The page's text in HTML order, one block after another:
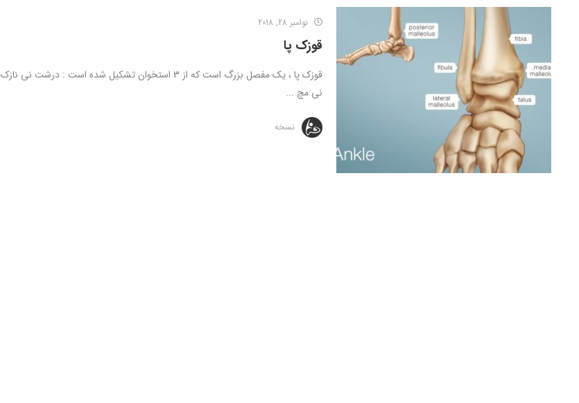
نوامبر 28, 2018
قوزک پا
قوزک پا ، یک مفصل بزرگ است که از 3 استخوان تشکیل شده است : درشت نی نازک
نی مچ ...
نسخه